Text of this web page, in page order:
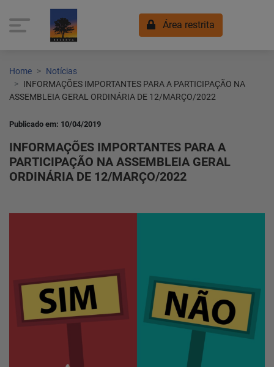
Área restrita
Home
Home
Notícias
INFORMAÇÕES IMPORTANTES PARA A PARTICIPAÇÃO NA
ASSEMBLEIA GERAL ORDINÁRIA DE 12/MARÇO/2022
Publicado em: 10/04/2019
INFORMAÇÕES IMPORTANTES PARA A
PARTICIPAÇÃO NA ASSEMBLEIA GERAL
ORDINÁRIA DE 12/MARÇO/2022